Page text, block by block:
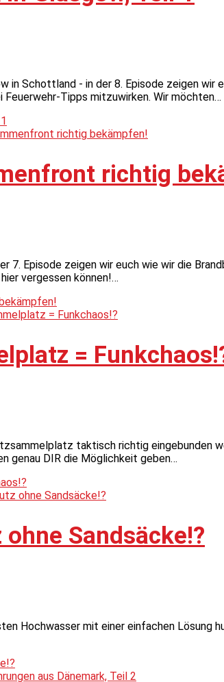
in Schottland - in der 8. Episode zeigen wir
Tipps mitzuwirken. Wir möchten…
richtig
7. Episode zeigen wir euch wie wir die
vergessen können!…
=
taktisch richtig eingebunden
genau DIR die Möglichkeit geben…
Sandsäcke!?
Hochwasser mit einer einfachen Lösung